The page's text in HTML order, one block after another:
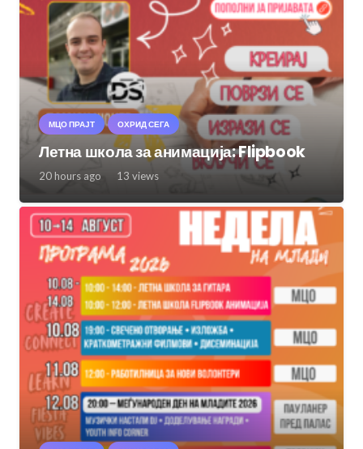
МЦО ПРАЈТ ОХРИД СЕГА
Летна школа за анимација: Flipbook
20 hours ago 13 views